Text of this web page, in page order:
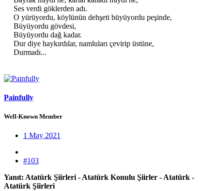
Ses verdi göklerden adı.
O yürüyordu, köylünün dehşeti büyüyordu peşinde,
Büyüyordu gövdesi,
Büyüyordu dağ kadar.
Dur diye haykırdılar, namluları çevirip üstüne,
Durmadı...
Painfully
Well-Known Member
1 May 2021
#103
Yanıt: Atatürk Şiirleri - Atatürk Konulu Şiirler - Atatürk -
Atatürk Şiirleri